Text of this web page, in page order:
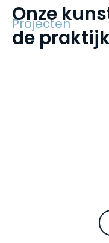
Projecten
Onze
de
Kozijnen
Nieuwe